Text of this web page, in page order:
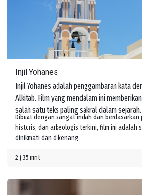
Injil Yohanes
Injil Yohanes adalah penggambaran kata
Alkitab. Film yang mendalam ini memberikan
salah satu teks paling sakral dalam sejarah.
Dibuat dengan sangat indah dan
historis, dan arkeologis terkini, film ini adalah
dinikmati dan dikenang.
2 j 35 mnt